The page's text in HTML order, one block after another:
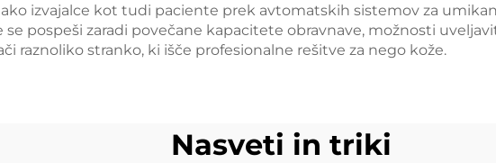
izvajalce kot tudi paciente prek avtomatskih sistemov za
pospeši zaradi povečane kapacitete obravnave, možnosti
raznoliko stranko, ki išče profesionalne rešitve za nego kože.
Nasveti in triki